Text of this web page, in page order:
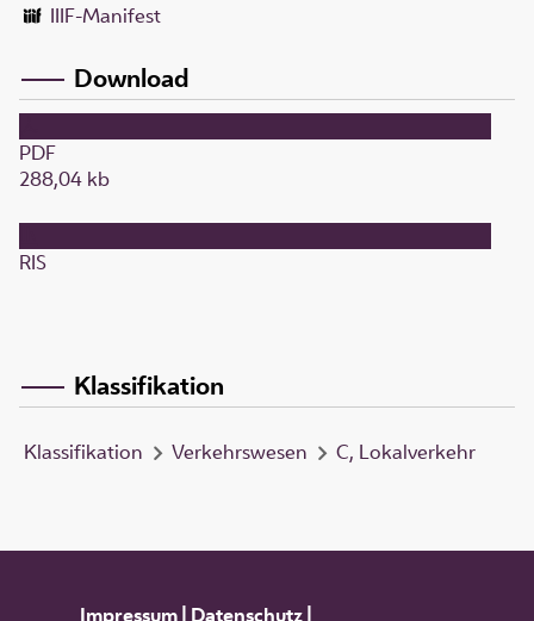
IIIF-Manifest
Download
PDF
288,04 kb
RIS
Klassifikation
Klassifikation Verkehrswesen C, Lokalverkehr
Impressum| Datenschutz|